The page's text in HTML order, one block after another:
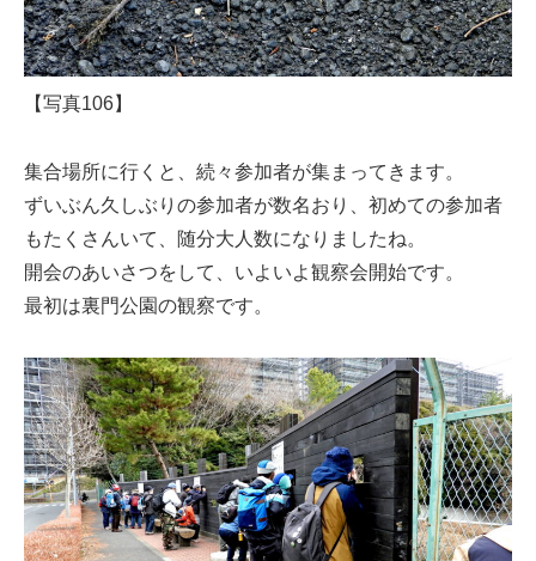
【写真106】
集合場所に行くと、続々参加者が集まってきます。
ずいぶん久しぶりの参加者が数名おり、初めての参加者
もたくさんいて、随分大人数になりましたね。
開会のあいさつをして、いよいよ観察会開始です。
最初は裏門公園の観察です。